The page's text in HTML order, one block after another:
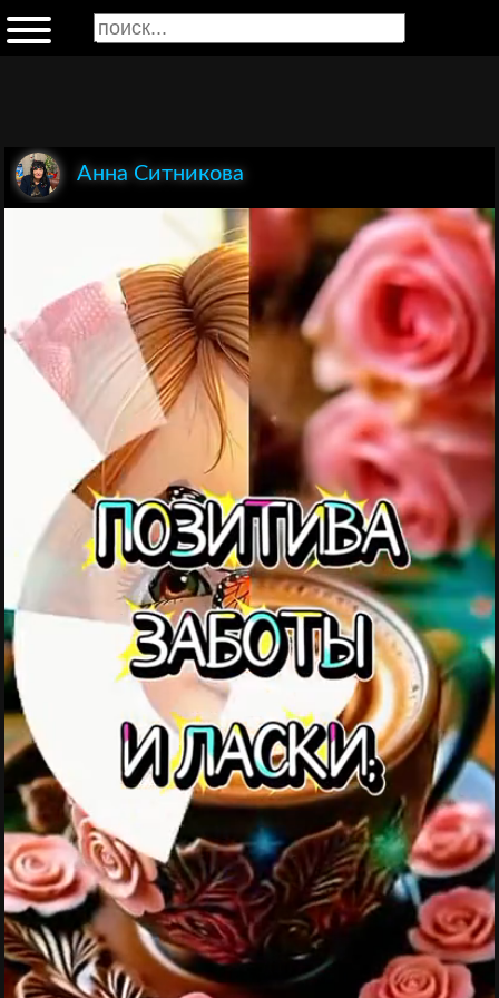
Анна Ситникова